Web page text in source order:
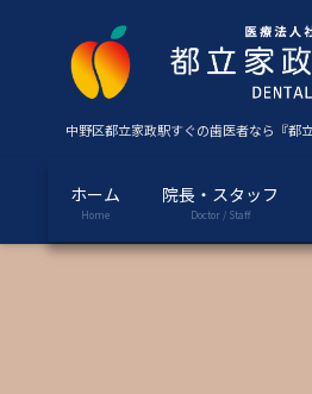
移
中野区都立家政駅すぐの歯医者なら『都
ホーム
Home
院長・スタッフ
Doctor / Staff